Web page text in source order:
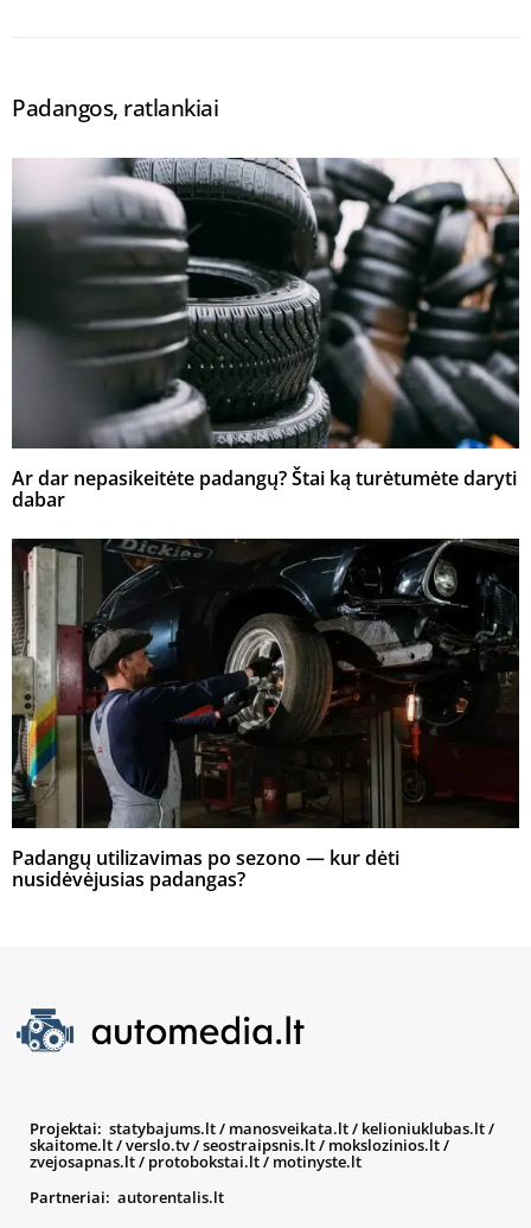
Padangos, ratlankiai
Ar dar nepasikeitėte padangų? Štai ką turėtumėte daryti
dabar
Padangų utilizavimas po sezono — kur dėti
nusidėvėjusias padangas?
Projektai: statybajums.lt/ manosveikata.lt/ kelioniuklubas.lt/
skaitome.lt/verslo.tv/seostraipsnis.lt/ mokslozinios.lt/
zvejosapnas.lt/ protobokstai.lt/ motinyste.lt
Partneriai: autorentalis.lt